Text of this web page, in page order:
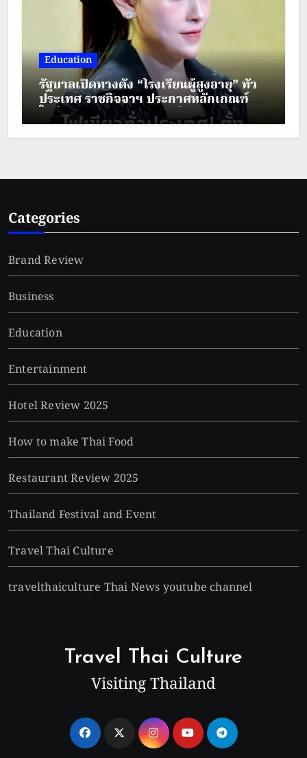
Education
รัฐบาลเปิดทางตั้ง “โรงเรียนผู้สูงอายุ” ทั่ว
ประเทศ ราชกิจจาฯ ประกาศหลักเกณฑ์
ใหม่ ยกระดับคุณภาพชีวิตผู้สูงวัย
Categories
Brand Review
Business
Education
Entertainment
Hotel Review 2025
How to make Thai Food
Restaurant Review 2025
Thailand Festival and Event
Travel Thai Culture
travelthaiculture Thai News youtube channel
Travel Thai Culture
Visiting Thailand